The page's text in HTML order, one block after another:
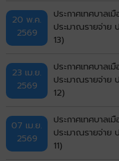
20 พ.ค.
2569
ประกาศเทศบาลเ
ประมาณรายจ่าย
13)
23 เม.ย.
2569
ประกาศเทศบาลเ
ประมาณรายจ่าย
12)
07 เม.ย.
2569
ประกาศเทศบาลเ
ประมาณรายจ่าย
11)